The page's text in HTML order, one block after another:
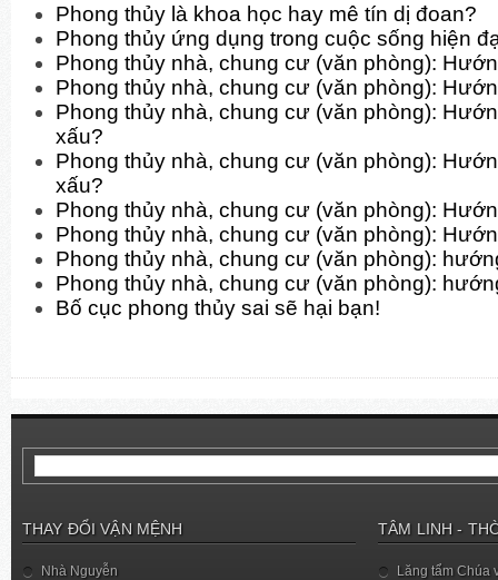
Phong thủy là khoa học hay mê tín dị đoan?
Phong thủy ứng dụng trong cuộc sống hiện
Phong thủy nhà, chung cư (văn phòng):
Phong thủy nhà, chung cư (văn phòng):
Phong thủy nhà, chung cư (văn phòng):
xấu?
Phong thủy nhà, chung cư (văn phòng):
xấu?
Phong thủy nhà, chung cư (văn phòng):
Phong thủy nhà, chung cư (văn phòng):
Phong thủy nhà, chung cư (văn phòng):
Phong thủy nhà, chung cư (văn phòng):
Bố cục phong thủy sai sẽ hại bạn!
THAY ĐỔI VẬN MỆNH
Nhà Nguyễn
TÂM LINH -
Lăng tẩm Chúa